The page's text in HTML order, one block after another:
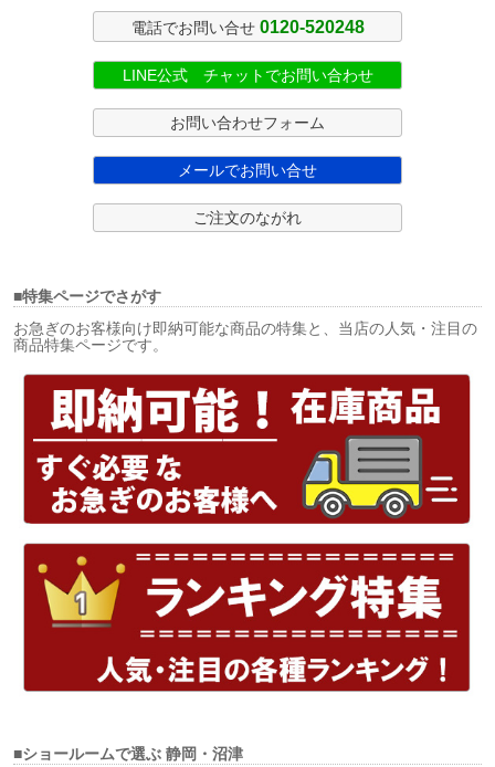
電話でお問い合せ 0120-520248
LINE公式 チャットでお問い合わせ
お問い合わせフォーム
メールでお問い合せ
ご注文のながれ
■特集ページでさがす
お急ぎのお客様向け即納可能な商品の特集と、当店の人気・注目の
商品特集ページです。
■ショールームで選ぶ静岡・沼津